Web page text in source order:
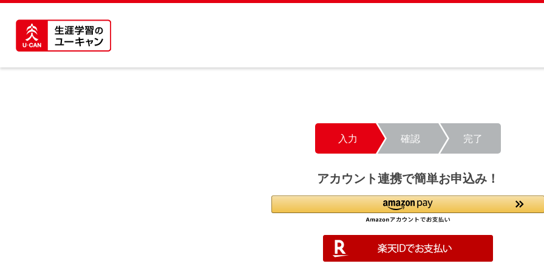
入力 確認 完了
アカウント連携で簡単お申込み！